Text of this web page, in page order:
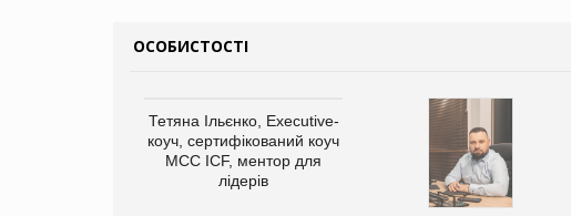
ОСОБИСТОСТІ
Тетяна Ільєнко, Executive-
коуч, сертифікований коуч
МСС ICF, ментор для
лідерів